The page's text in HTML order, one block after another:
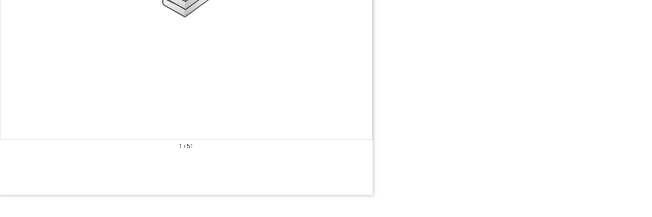
1 /51